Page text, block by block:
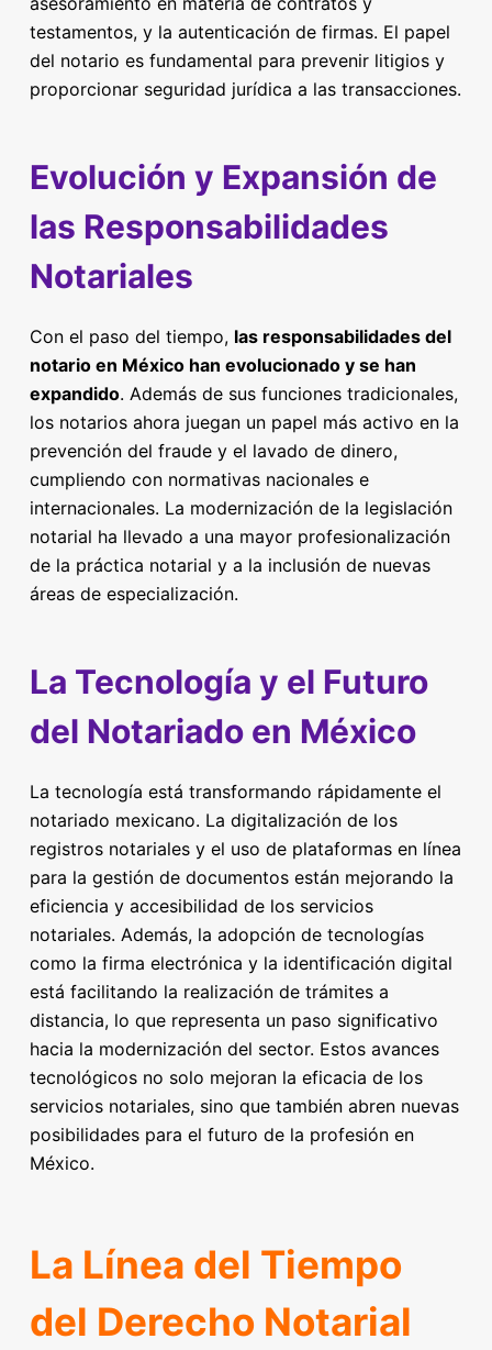
testamentos, y la autenticación de firmas. El papel
del notario es fundamental para prevenir litigios y
proporcionar seguridad jurídica a las transacciones.
Evolución y Expansión de
las Responsabilidades
Notariales
Con el paso del tiempo, las responsabilidades del
notario en México han evolucionado y se han
expandido. Además de sus funciones tradicionales,
los notarios ahora juegan un papel más activo en la
prevención del fraude y el lavado de dinero,
cumpliendo con normativas nacionales e
internacionales. La modernización de la legislación
notarial ha llevado a una mayor profesionalización
de la práctica notarial y a la inclusión de nuevas
áreas de especialización.
La Tecnología y el Futuro
del Notariado en México
La tecnología está transformando rápidamente el
notariado mexicano. La digitalización de los
registros notariales y el uso de plataformas en línea
para la gestión de documentos están mejorando la
eficiencia y accesibilidad de los servicios
notariales. Además, la adopción de tecnologías
como la firma electrónica y la identificación digital
está facilitando la realización de trámites a
distancia, lo que representa un paso significativo
hacia la modernización del sector. Estos avances
tecnológicos no solo mejoran la eficacia de los
servicios notariales, sino que también abren nuevas
posibilidades para el futuro de la profesión en
México.
La Línea del Tiempo
del Derecho Notarial